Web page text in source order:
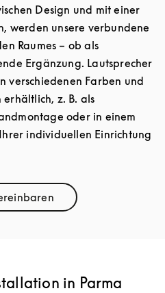
Design und mit einer
werden unsere verbundene
Raumes – ob als
Ergänzung. Lautsprecher
verschiedenen Farben und
z. B. als
oder in einem
individuellen Einrichtung
in New Tab
in Parma